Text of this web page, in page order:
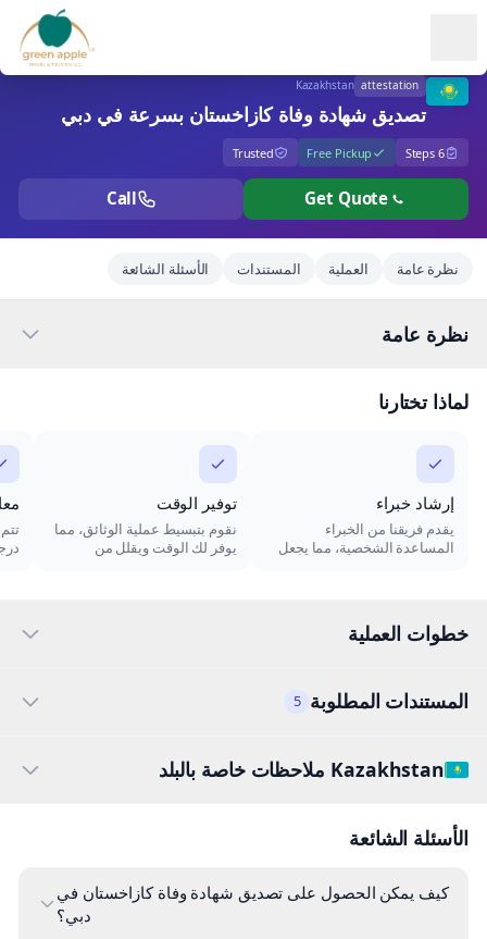
attestation
Kazakhstan
تصديق شهادة وفاة كازاخستان بسرعة في دبي
6 Steps
Free Pickup
Trusted
Get Quote
Call
نظرة عامة العملية المستندات الأسئلة الشائعة
نظرة عامة
لماذا تختارنا
إرشاد خبراء
يقدم فريقنا من الخبراء
المساعدة الشخصية، مما يجعل
توفير الوقت
نقوم بتبسيط عملية الوثائق، مما
يوفر لك الوقت ويقلل من
خطوات العملية
المستندات المطلوبة 5
Kazakhstan ملاحظات خاصة بالبلد
الأسئلة الشائعة
كيف يمكن الحصول على تصديق شهادة وفاة كازاخستان في
دبي؟